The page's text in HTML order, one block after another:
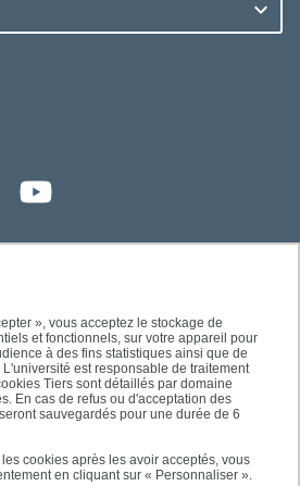
», vous acceptez le stockage de
et fonctionnels, sur votre appareil pour
à des fins statistiques ainsi que de
est responsable de traitement
Tiers sont détaillés par domaine
En cas de refus ou d'acceptation des
sauvegardés pour une durée de 6
cookies après les avoir acceptés, vous
en cliquant sur « Personnaliser ».